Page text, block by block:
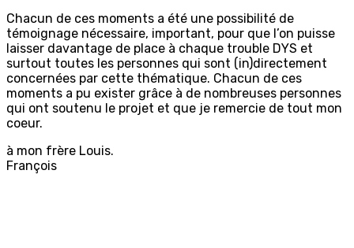
Chacun de ces moments a été une possibilité de
témoignage nécessaire, important, pour que l’on puisse
laisser davantage de place à chaque trouble DYS et
surtout toutes les personnes qui sont (in)directement
concernées par cette thématique. Chacun de ces
moments a pu exister grâce à de nombreuses personnes
qui ont soutenu le projet et que je remercie de tout mon
coeur.
à mon frère Louis.
François